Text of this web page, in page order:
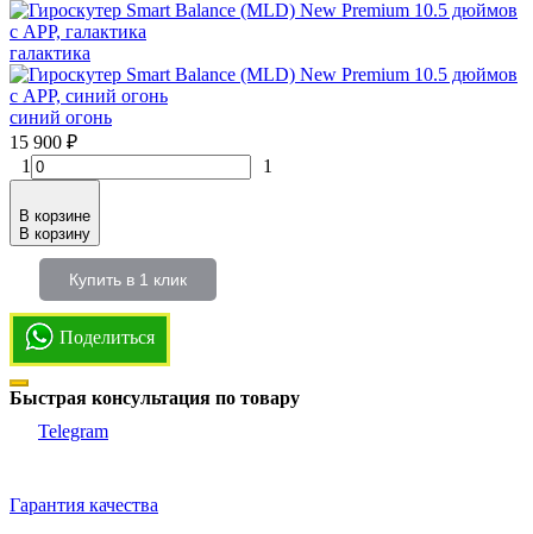
галактика
синий огонь
15 900 ₽
1
1
В корзине
В корзину
Купить в 1 клик
Поделиться
Быстрая консультация по товару
Telegram
Гарантия качества